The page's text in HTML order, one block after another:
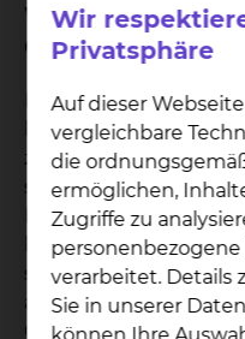
Wie sind die
Operation?
Die
kombinierten
zuvor noch keine
schweren Blutungen
Lähmungen,
körperliche, geistige
seelische
auch nach
Gefäßfehlbildungen
Wir
Privatsphäre
Auf dieser
vergleichbare
die
ermöglichen,
Zugriffe zu
verarbeitet. Details
Sie in unserer